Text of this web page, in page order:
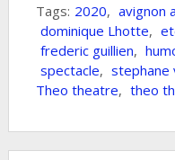
Tags: 2020, avignon
dominique Lhotte,
frederic guillien,
spectacle, stephane
Theo theatre, theo